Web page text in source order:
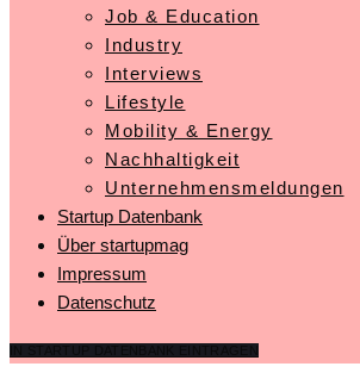
Job & Education
Industry
Interviews
Lifestyle
Mobility & Energy
Nachhaltigkeit
Unternehmensmeldungen
Startup Datenbank
Über startupmag
Impressum
Datenschutz